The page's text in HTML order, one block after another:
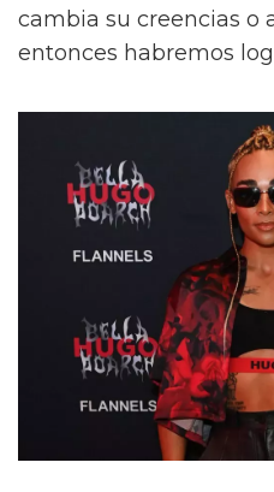
cambia su creencias o
entonces habremos